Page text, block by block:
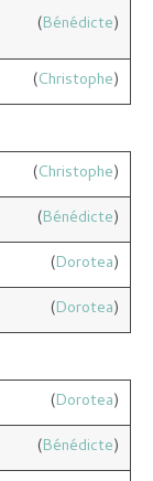
(Bénédicte)
(Christophe)
(Christophe)
(Bénédicte)
(Dorotea)
(Dorotea)
(Dorotea)
(Bénédicte)